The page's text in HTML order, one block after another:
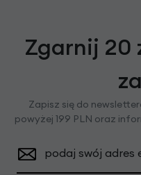
Zgarnij 20
Zapisz się do
powyżej 199 PLN oraz
podaj swój adres